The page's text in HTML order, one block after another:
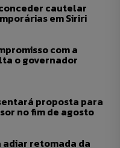
conceder cautelar
em Siriri
com a
o governador
proposta para
no fim de agosto
adiar retomada da